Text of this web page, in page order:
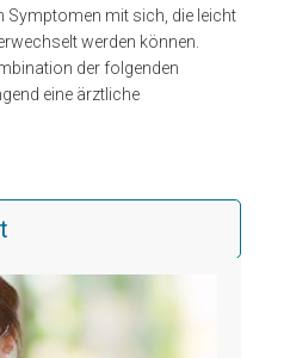
Symptomen mit sich, die leicht
werden können.
der folgenden
eine ärztliche